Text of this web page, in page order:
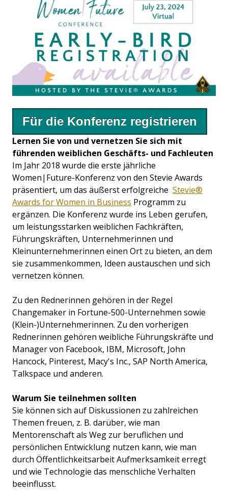
Für die Konferenz registrieren
Lernen Sie von und vernetzen Sie sich mit
führenden weiblichen Geschäfts- und Fachleuten
Im Jahr 2018 wurde die erste jährliche
Women|Future-Konferenz von den Stevie Awards
präsentiert, um das äußerst erfolgreiche Stevie®
Awards for Women in Business Programm zu
ergänzen. Die Konferenz wurde ins Leben gerufen,
um leistungsstarken weiblichen Fachkräften,
Führungskräften, Unternehmerinnen und
Kleinunternehmerinnen einen Ort zu bieten, an dem
sie zusammenkommen, Ideen austauschen und sich
vernetzen können.
Zu den Rednerinnen gehören in der Regel
Changemaker in Fortune-500-Unternehmen sowie
(Klein-)Unternehmerinnen. Zu den vorherigen
Rednerinnen gehören weibliche Führungskräfte und
Manager von Facebook, IBM, Microsoft, John
Hancock, Pinterest, Macy's Inc., SAP North America,
Talkspace und anderen.
Warum Sie teilnehmen sollten
Sie können sich auf Diskussionen zu zahlreichen
Themen freuen, z. B. darüber, wie man
Mentorenschaft als Weg zur beruflichen und
persönlichen Entwicklung nutzen kann, wie man
durch Öffentlichkeitsarbeit Aufmerksamkeit erregt
und wie Technologie das menschliche Verhalten
beeinflusst.